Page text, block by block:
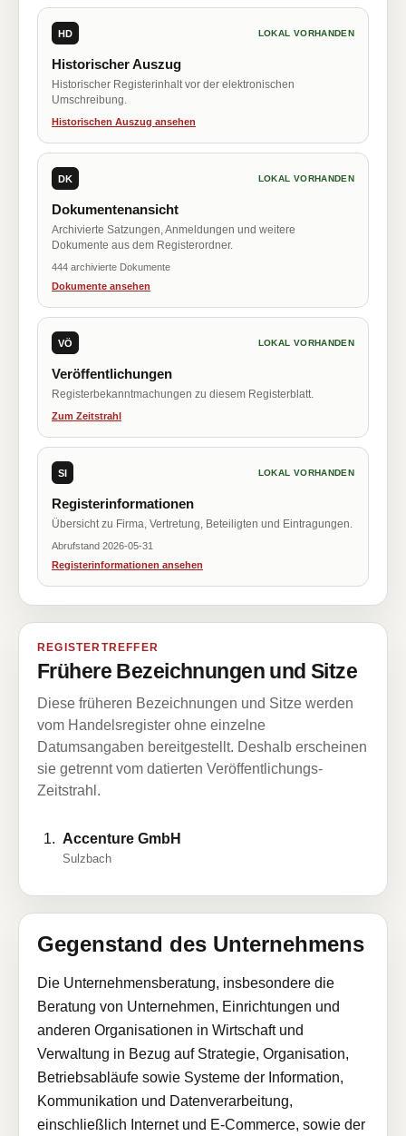
HD LOKAL VORHANDEN
Historischer Auszug
Historischer Registerinhalt vor der elektronischen
Umschreibung.
Historischen Auszug ansehen
DK LOKAL VORHANDEN
Dokumentenansicht
Archivierte Satzungen, Anmeldungen und weitere
Dokumente aus dem Registerordner.
444 archivierte Dokumente
Dokumente ansehen
VÖ LOKAL VORHANDEN
Veröffentlichungen
Registerbekanntmachungen zu diesem Registerblatt.
Zum Zeitstrahl
SI LOKAL VORHANDEN
Registerinformationen
Übersicht zu Firma, Vertretung, Beteiligten und Eintragungen.
Abrufstand 2026-05-31
Registerinformationen ansehen
REGISTERTREFFER
Frühere Bezeichnungen und Sitze
Diese früheren Bezeichnungen und Sitze werden
vom Handelsregister ohne einzelne
Datumsangaben bereitgestellt. Deshalb erscheinen
sie getrennt vom datierten Veröffentlichungs-
Zeitstrahl.
Accenture GmbH
Sulzbach
Gegenstand des Unternehmens
Die Unternehmensberatung, insbesondere die
Beratung von Unternehmen, Einrichtungen und
anderen Organisationen in Wirtschaft und
Verwaltung in Bezug auf Strategie, Organisation,
Betriebsabläufe sowie Systeme der Information,
Kommunikation und Datenverarbeitung,
einschließlich Internet und E-Commerce, sowie der